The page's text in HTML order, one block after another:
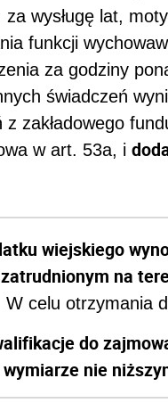
za wysługę lat,
funkcji
za godziny
świadczeń
z zakładowego
w art. 53a, i
wiejskiego
na
W celu otrzymania
do
nie